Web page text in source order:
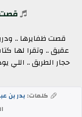
قصت
قصت ظفايرها ..
عقيق .. وتقرا لها
حجار الطريق .. اللي
كلمات: بدر بن